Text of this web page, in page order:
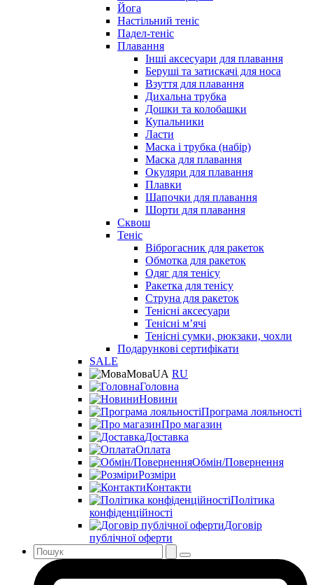
Йога
Настільний теніс
Падел-теніс
Плавання
Інші аксесуари для плавання
Беруші та затискачі для носа
Взуття для плавання
Дихальна трубка
Дошки та колобашки
Купальники
Ласти
Маска і трубка (набір)
Маска для плавання
Окуляри для плавання
Плавки
Шапочки для плавання
Шорти для плавання
Сквош
Теніс
Віброгасник для ракеток
Обмотка для ракеток
Одяг для тенісу
Ракетка для тенісу
Струна для ракеток
Тенісні аксесуари
Тенісні мʼячі
Тенісні сумки, рюкзаки, чохли
Подарункові сертифікати
SALE
МоваUA RU
Головна
Новини
Програма лояльності
Про магазин
Доставка
Оплата
Обмін/Повернення
Розміри
Контакти
Політика
конфіденційності
Договір
публічної оферти